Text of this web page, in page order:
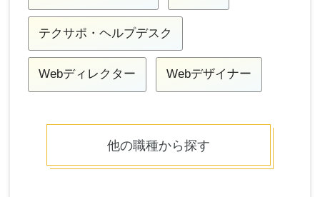
テクサポ・ヘルプデスク
Webディレクター Webデザイナー
他の職種から探す